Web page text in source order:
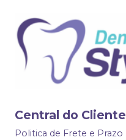
Central do Cliente
Politica de Frete e Prazo